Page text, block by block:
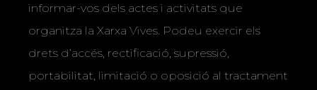
informar-vos dels actes i activitats que
organitza la Xarxa Vives. Podeu exercir els
drets d’accés, rectificació, supressió,
portabilitat, limitació o oposició al tractament